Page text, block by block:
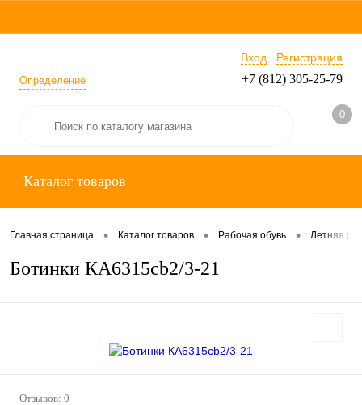
Определение
Вход Регистрация
+7 (812) 305-25-79
0
Каталог товаров
Главная страница • Каталог товаров • Рабочая обувь • Летняя
Ботинки КА6315сb2/3-21
Отзывов: 0